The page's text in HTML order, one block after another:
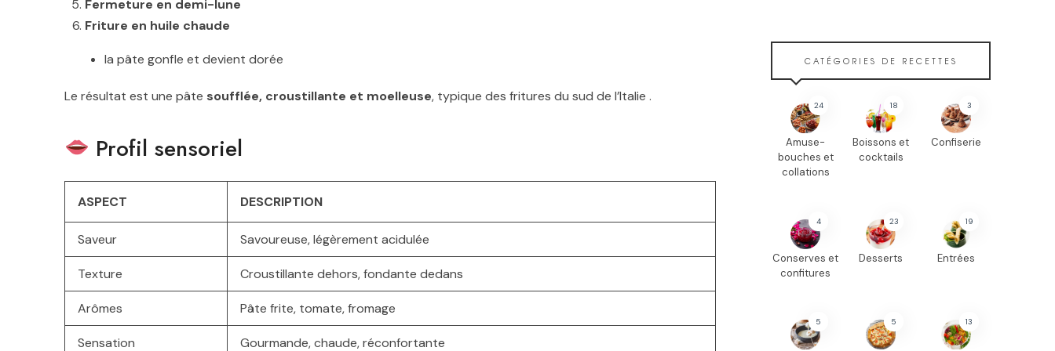
Fermeture en demi-lune
Friture en huile chaude
la pâte gonfle et devient dorée
Le résultat est une pâte soufflée, croustillante et moelleuse, typique des fritures du sud de l’Italie .
Profil sensoriel
ASPECT DESCRIPTION
Saveur Savoureuse, légèrement acidulée
Texture Croustillante dehors, fondante dedans
Arômes Pâte frite, tomate, fromage
Sensation Gourmande, chaude, réconfortante
CATÉGORIES DE RECETTES
24
Amuse-
bouches et
collations
18
Boissons et
cocktails
3
Confiserie
4
Conserves et
confitures
23
Desserts
19
Entrées
5 5 13